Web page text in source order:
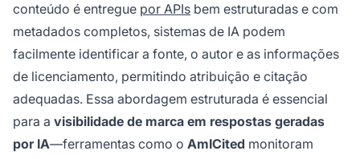
conteúdo é entregue por APIs bem estruturadas e com
metadados completos, sistemas de IA podem
facilmente identificar a fonte, o autor e as informações
de licenciamento, permitindo atribuição e citação
adequadas. Essa abordagem estruturada é essencial
para a visibilidade de marca em respostas geradas
por IA—ferramentas como o AmICited monitoram